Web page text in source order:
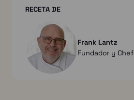
RECETA DE
Frank Lantz
Fundador y Chef